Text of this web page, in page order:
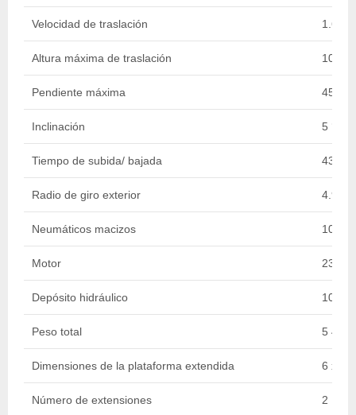
Velocidad de traslación 1.6 -
Altura máxima de traslación 10 m
Pendiente máxima 45 %
Inclinación 5 °
Tiempo de subida/ bajada 43 s /
Radio de giro exterior 4.96 m
Neumáticos macizos 10-
Motor 23.1
Depósito hidráulico 100 l
Peso total 5 440
Dimensiones de la plataforma extendida 6 x
Número de extensiones 2